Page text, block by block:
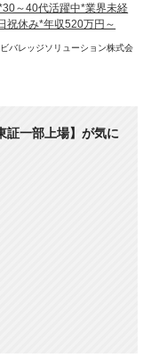
～40代活躍中*業界未経
祝休み*年収520万円～
バレッジソリューション株式会
一部上場】が気に